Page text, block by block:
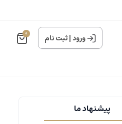
ورود|ثبت نام 0
پیشنهاد ما